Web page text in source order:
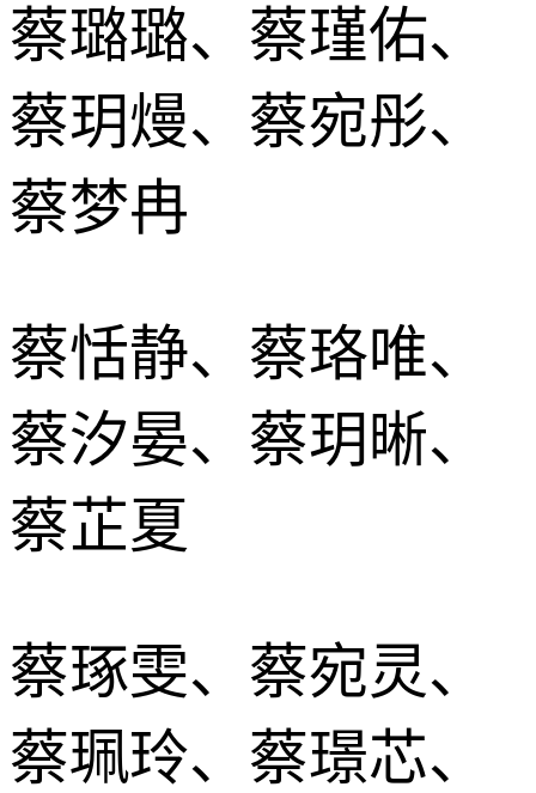
蔡璐璐、蔡瑾佑、
蔡玥熳、蔡宛彤、
蔡梦冉
蔡恬静、蔡珞唯、
蔡汐晏、蔡玥晰、
蔡芷夏
蔡琢雯、蔡宛灵、
蔡珮玲、蔡璟芯、